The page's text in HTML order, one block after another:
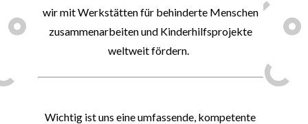
wir mit Werkstätten für behinderte Menschen
zusammenarbeiten und Kinderhilfsprojekte
weltweit fördern.
Wichtig ist uns eine umfassende, kompetente